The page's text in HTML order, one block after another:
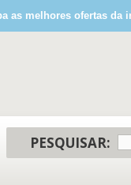
as melhores ofertas da
PESQUISAR: